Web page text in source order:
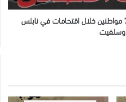
بالأسماء.. الاحتلال يعتقل 7 مواطنين خلال اقتحامات في نابلس
وسلفيت